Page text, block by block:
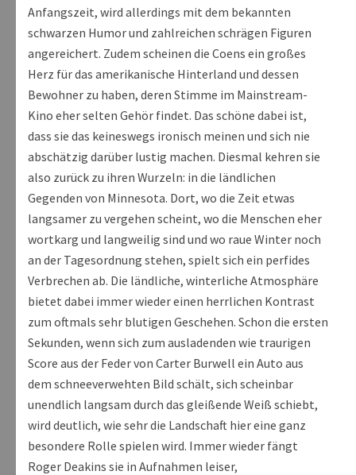
Anfangszeit, wird allerdings mit dem bekannten
schwarzen Humor und zahlreichen schrägen Figuren
angereichert. Zudem scheinen die Coens ein großes
Herz für das amerikanische Hinterland und dessen
Bewohner zu haben, deren Stimme im Mainstream-
Kino eher selten Gehör findet. Das schöne dabei ist,
dass sie das keineswegs ironisch meinen und sich nie
abschätzig darüber lustig machen. Diesmal kehren sie
also zurück zu ihren Wurzeln: in die ländlichen
Gegenden von Minnesota. Dort, wo die Zeit etwas
langsamer zu vergehen scheint, wo die Menschen eher
wortkarg und langweilig sind und wo raue Winter noch
an der Tagesordnung stehen, spielt sich ein perfides
Verbrechen ab. Die ländliche, winterliche Atmosphäre
bietet dabei immer wieder einen herrlichen Kontrast
zum oftmals sehr blutigen Geschehen. Schon die ersten
Sekunden, wenn sich zum ausladenden wie traurigen
Score aus der Feder von Carter Burwell ein Auto aus
dem schneeverwehten Bild schält, sich scheinbar
unendlich langsam durch das gleißende Weiß schiebt,
wird deutlich, wie sehr die Landschaft hier eine ganz
besondere Rolle spielen wird. Immer wieder fängt
Roger Deakins sie in Aufnahmen leiser,